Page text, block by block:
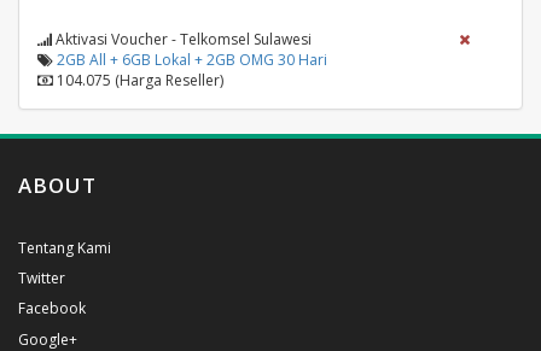
Aktivasi Voucher - Telkomsel Sulawesi
2GB All + 6GB Lokal + 2GB OMG 30 Hari
104.075 (Harga Reseller)
ABOUT
Tentang Kami
Twitter
Facebook
Google+